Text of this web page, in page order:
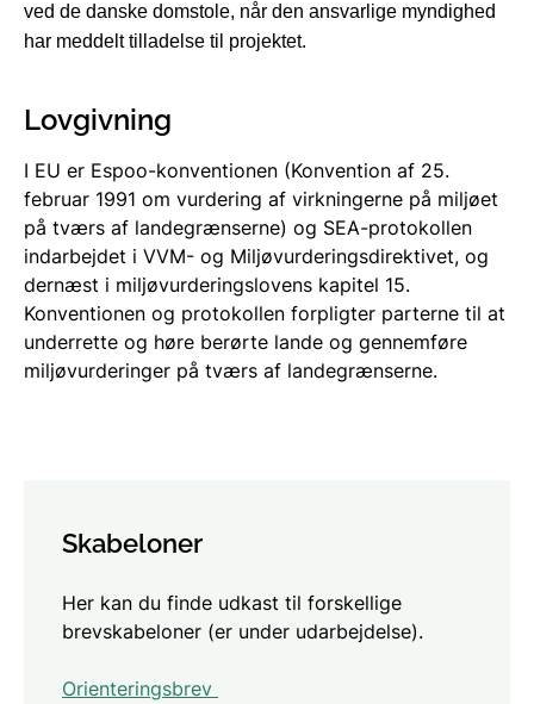
ved de danske domstole, når den ansvarlige myndighed
har meddelt tilladelse til projektet.
Lovgivning
I EU er Espoo-konventionen (Konvention af 25.
februar 1991 om vur­dering af virkningerne på miljøet
på tværs af landegrænserne) og SEA-protokollen
indarbejdet i VVM- og Miljøvurderingsdirektivet, og
dernæst i miljøvurderingslovens kapitel 15.
Konventionen og protokollen forpligter parterne til at
underrette og høre berørte lande og gennemføre
miljøvurderinger på tværs af landegrænserne.
Skabeloner
Her kan du finde udkast til forskellige
brevskabeloner (er under udarbejdelse).
Orienteringsbrev